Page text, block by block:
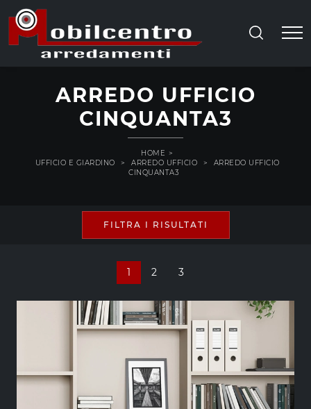
ARREDO UFFICIO
CINQUANTA3
HOME >
UFFICIO E GIARDINO
> ARREDO UFFICIO >
ARREDO UFFICIO
CINQUANTA3
FILTRA I RISULTATI
1 2 3